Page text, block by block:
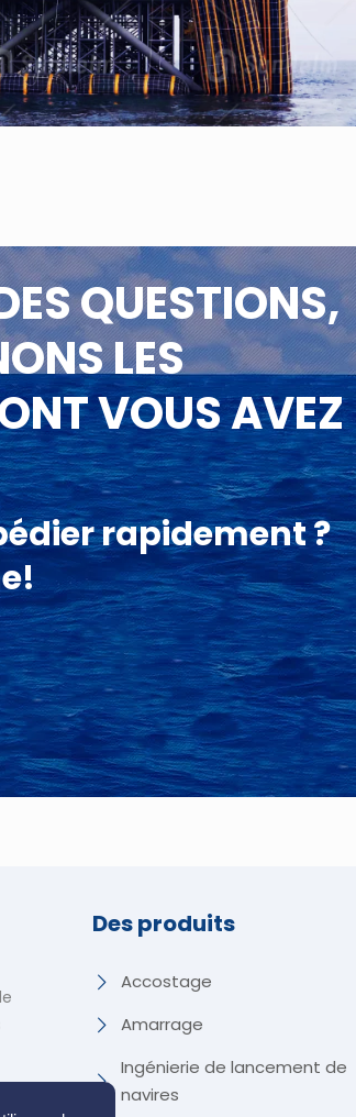
QUESTIONS,
LES
VOUS AVEZ
rapidement ?
Des produits
Accostage
Amarrage
Ingénierie de lancement de
navires